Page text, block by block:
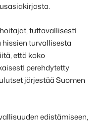
tuttavallisesti
turvallisesta
että koko
perehdytetty
järjestää Suomen
edistämiseen,